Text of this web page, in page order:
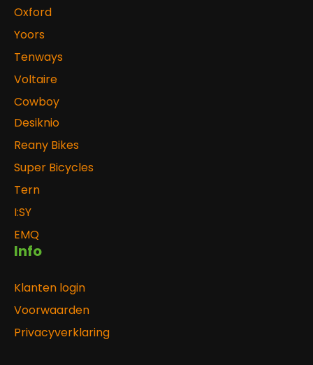
Oxford
Yoors
Tenways
Voltaire
Cowboy
Desiknio
Reany Bikes
Super Bicycles
Tern
I:SY
EMQ
Info
Klanten login
Voorwaarden
Privacyverklaring